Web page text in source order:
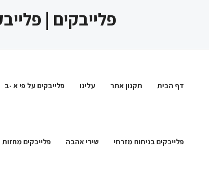
פלייבקים |
דף הבית תקנון אתר עלינו פלייבקים על פי א -ב
פלייבקים בניחוח מזרחי שירי אהבה פלייבקים